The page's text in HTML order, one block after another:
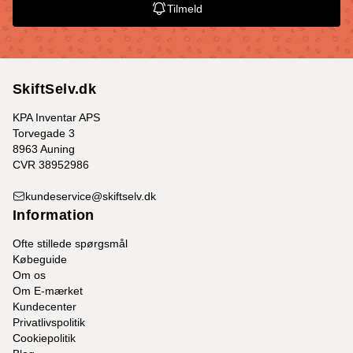
Tilmeld
SkiftSelv.dk
KPA Inventar APS
Torvegade 3
8963 Auning
CVR 38952986
kundeservice@skiftselv.dk
Information
Ofte stillede spørgsmål
Købeguide
Om os
Om E-mærket
Kundecenter
Privatlivspolitik
Cookiepolitik